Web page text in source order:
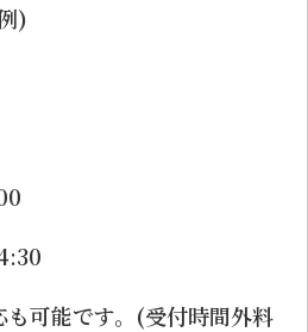
)
可能です。(受付時間外料